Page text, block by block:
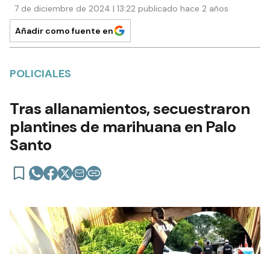
7 de diciembre de 2024 | 13:22 publicado hace 2 años
Añadir como fuente en
POLICIALES
Tras allanamientos, secuestraron
plantines de marihuana en Palo
Santo